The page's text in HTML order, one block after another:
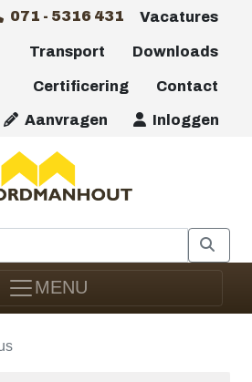
071 - 5316 431 Vacatures
Transport Downloads
Certificering Contact
Aanvragen Inloggen
MENU